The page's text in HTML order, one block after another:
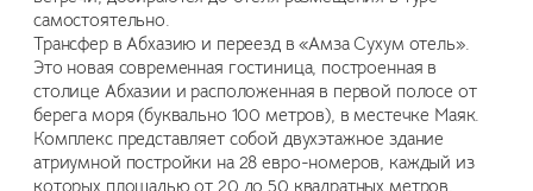
самостоятельно.
Трансфер в Абхазию и переезд в «Амза Сухум отель».
Это новая современная гостиница, построенная в
столице Абхазии и расположенная в первой полосе от
берега моря (буквально 100 метров), в местечке Маяк.
Комплекс представляет собой двухэтажное здание
атриумной постройки на 28 евро-номеров, каждый из